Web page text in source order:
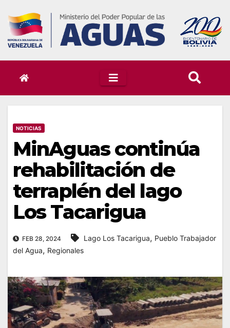
content
NOTICIAS
MinAguas continúa
rehabilitación de
terraplén del lago
Los Tacarigua
FEB 28, 2024 Lago Los Tacarigua, Pueblo Trabajador
del Agua, Regionales